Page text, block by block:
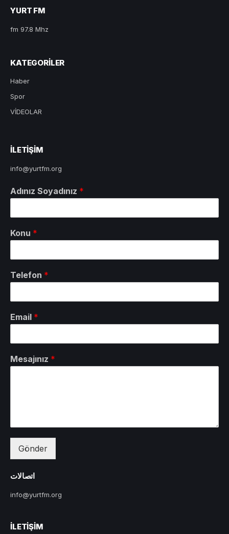
YURT FM
fm 97.8 Mhz
KATEGORILER
Haber
Spor
VİDEOLAR
ILETIŞIM
info@yurtfm.org
Adınız Soyadınız *
Konu *
Telefon *
Email *
Mesajınız *
Gönder
اتصالات
info@yurtfm.org
İLETIŞIM